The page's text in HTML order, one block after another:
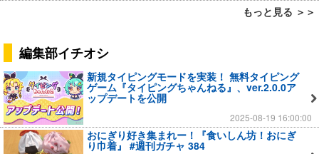
もっと見る ＞＞
編集部イチオシ
新規タイピングモードを実装！ 無料タイピング
ゲーム『タイピングちゃんねる』、ver.2.0.0ア
ップデートを公開
2025-08-19 16:00:00
おにぎり好き集まれー！『食いしん坊！おにぎ
り巾着』 #週刊ガチャ 384